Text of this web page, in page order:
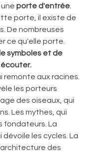
porte d'entrée
porte, il existe de
De nombreuses
ce qu'elle porte.
symboles et de
écouter.
remonte aux racines.
les porteurs
des oiseaux, qui
Les mythes, qui
fondateurs. La
dévoile les cycles. La
des